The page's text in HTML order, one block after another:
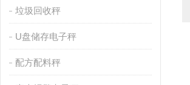
垃圾回收秤
U盘储存电子秤
配方配料秤